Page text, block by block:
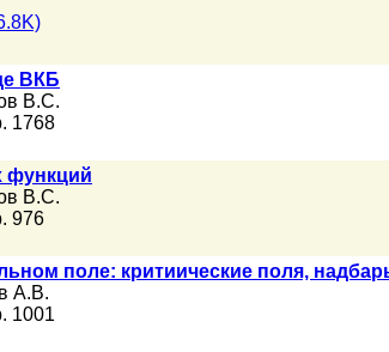
ВКБ
В.С.
1768
функций
В.С.
976
поле: критиические поля,
А.В.
1001